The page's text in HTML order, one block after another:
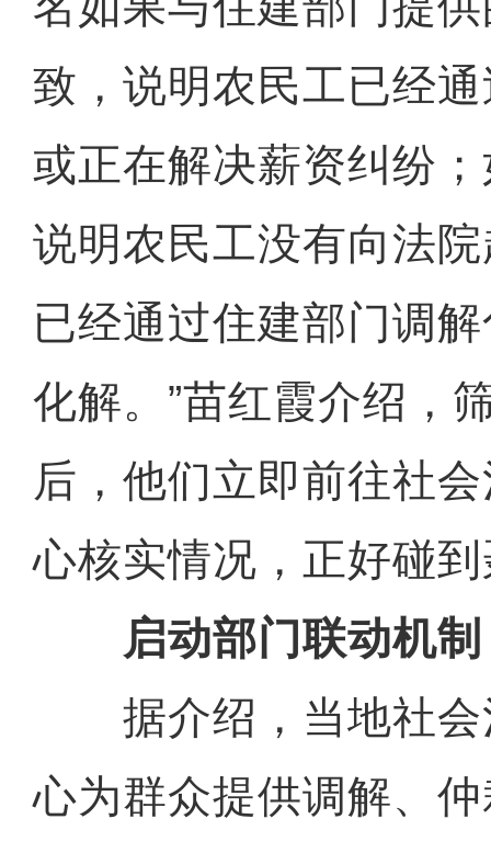
致，说明农民工已经
或正在解决薪资纠纷
说明农民工没有向法
已经通过住建部门调
化解。”苗红霞介绍，
后，他们立即前往社
心核实情况，正好碰
启动部门联动机制
据介绍，当地社会
心为群众提供调解、